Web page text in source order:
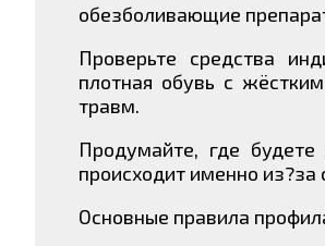
обезболивающие
Проверьте средства
плотная обувь с
травм.
Продумайте, где
происходит именно из?за
Основные правила